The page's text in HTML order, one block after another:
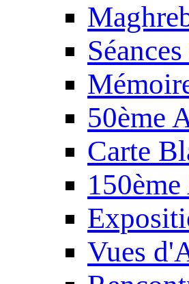
50ème
Carte
Vues